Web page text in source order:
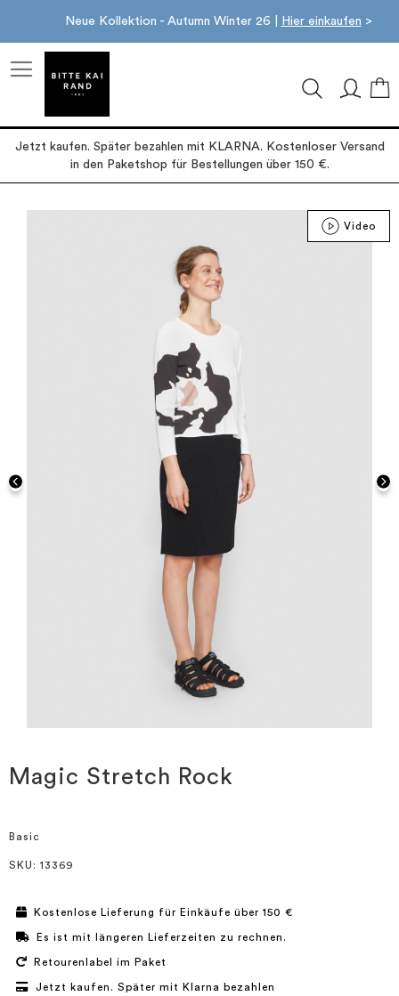
Neue Kollektion - Autumn Winter 26 | Hier einkaufen >
Jetzt kaufen. Später bezahlen mit KLARNA. Kostenloser Versand
in den Paketshop für Bestellungen über 150 €.
Video
der
Bildgalerie
Magic Stretch Rock
Basic
SKU : 13369
Kostenlose Lieferung für Einkäufe über 150 €
Es ist mit längeren Lieferzeiten zu rechnen.
Retourenlabel im Paket
Jetzt kaufen. Später mit Klarna bezahlen